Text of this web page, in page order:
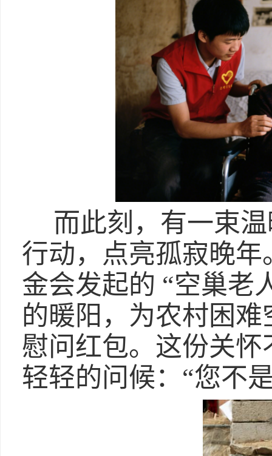
而此刻，有一束
行动，点亮孤寂晚
金会发起的 “空巢老
的暖阳，为农村困
慰问红包。这份关
轻轻的问候：“您不